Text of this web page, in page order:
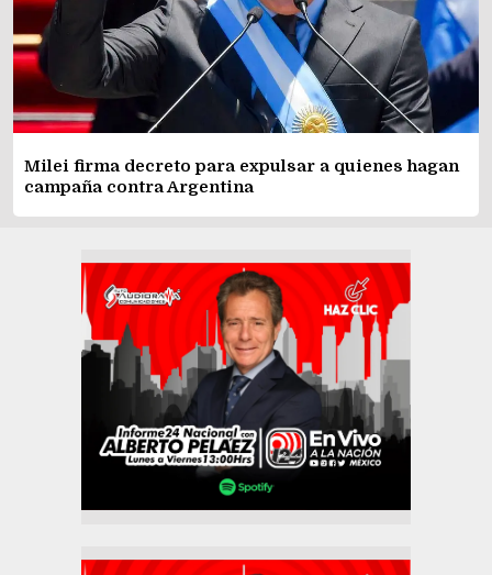
Milei firma decreto para expulsar a quienes hagan
campaña contra Argentina